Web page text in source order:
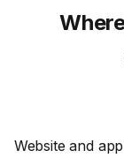
Website and